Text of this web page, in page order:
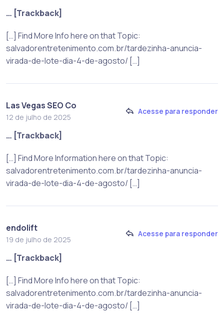
… [Trackback]
[…] Find More Info here on that Topic:
salvadorentretenimento.com.br/tardezinha-anuncia-
virada-de-lote-dia-4-de-agosto/ […]
Las Vegas SEO Co
12 de julho de 2025
Acesse para responder
… [Trackback]
[…] Find More Information here on that Topic:
salvadorentretenimento.com.br/tardezinha-anuncia-
virada-de-lote-dia-4-de-agosto/ […]
endolift
19 de julho de 2025
Acesse para responder
… [Trackback]
[…] Find More Info here on that Topic:
salvadorentretenimento.com.br/tardezinha-anuncia-
virada-de-lote-dia-4-de-agosto/ […]